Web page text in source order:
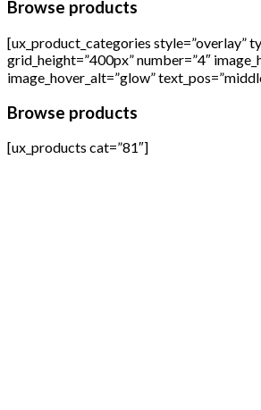
Browse products
[ux_product_categories style=”overlay”
grid_height=”400px” number=”4″
image_hover_alt=”glow”
Browse products
[ux_products cat=”81″]